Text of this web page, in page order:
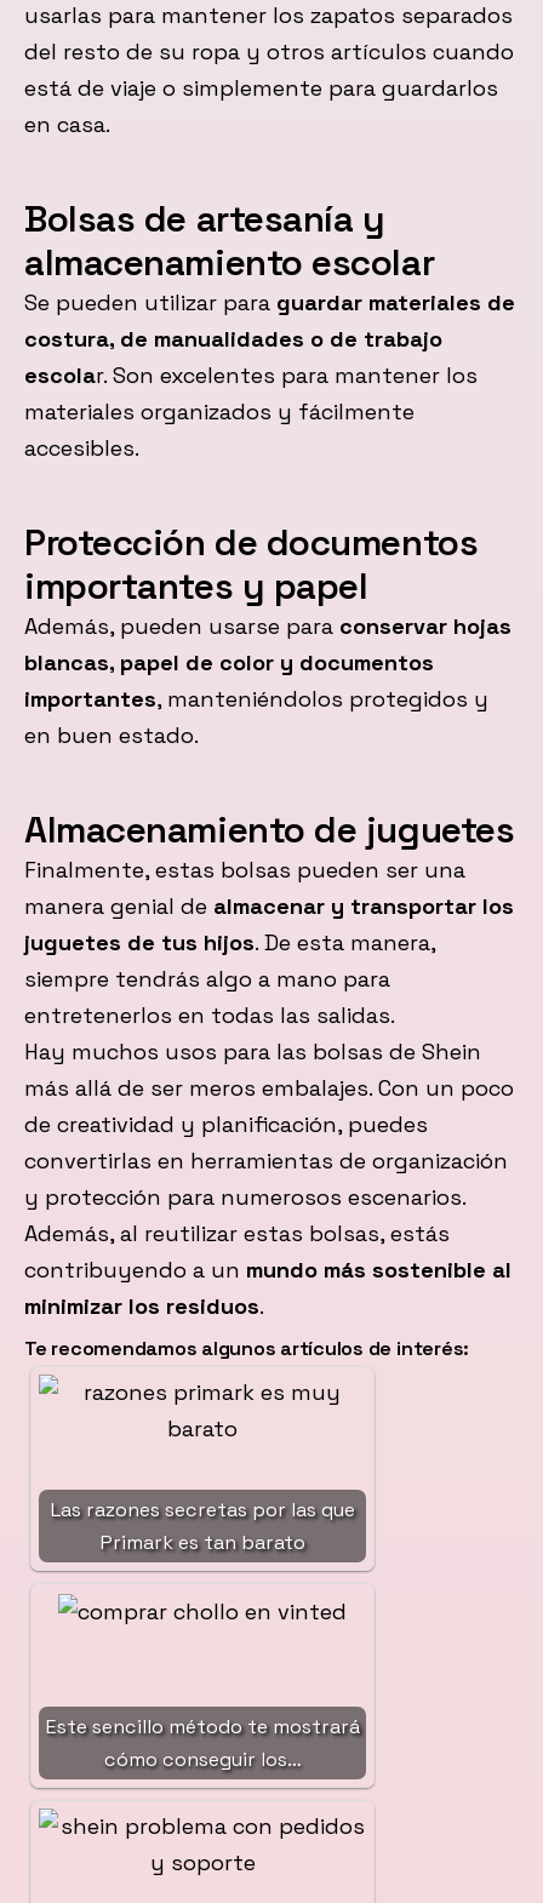
usarlas para mantener los zapatos separados
del resto de su ropa y otros artículos cuando
está de viaje o simplemente para guardarlos
en casa.
Bolsas de artesanía y
almacenamiento escolar
Se pueden utilizar para guardar materiales de
costura, de manualidades o de trabajo
escolar. Son excelentes para mantener los
materiales organizados y fácilmente
accesibles.
Protección de documentos
importantes y papel
Además, pueden usarse para conservar hojas
blancas, papel de color y documentos
importantes, manteniéndolos protegidos y
en buen estado.
Almacenamiento de juguetes
Finalmente, estas bolsas pueden ser una
manera genial de almacenar y transportar los
juguetes de tus hijos. De esta manera,
siempre tendrás algo a mano para
entretenerlos en todas las salidas.
Hay muchos usos para las bolsas de Shein
más allá de ser meros embalajes. Con un poco
de creatividad y planificación, puedes
convertirlas en herramientas de organización
y protección para numerosos escenarios.
Además, al reutilizar estas bolsas, estás
contribuyendo a un mundo más sostenible al
minimizar los residuos.
Te recomendamos algunos artículos de interés:
Las razones secretas por las que
Primark es tan barato
Este sencillo método te mostrará
cómo conseguir los…